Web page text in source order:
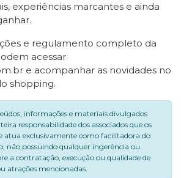
experiências marcantes e ainda
e regulamento completo da
acessar
e acompanhar as novidades no
shopping.
informações e materiais divulgados
responsabilidade dos associados que os
atua exclusivamente como facilitadora do
não possuindo qualquer ingerência ou
a contratação, execução ou qualidade de
atrações mencionadas.